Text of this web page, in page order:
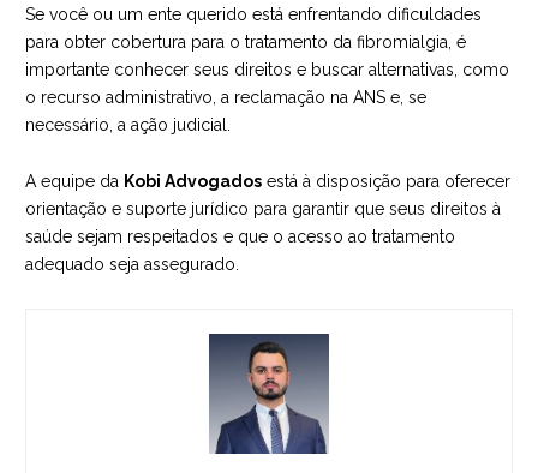
Se você ou um ente querido está enfrentando dificuldades
para obter cobertura para o tratamento da fibromialgia, é
importante conhecer seus direitos e buscar alternativas, como
o recurso administrativo, a reclamação na ANS e, se
necessário, a ação judicial.
Aequipe da Kobi Advogados está à disposição para oferecer
orientação e suporte jurídico para garantir que seus direitos à
saúde sejam respeitados e que o acesso ao tratamento
adequado seja assegurado.